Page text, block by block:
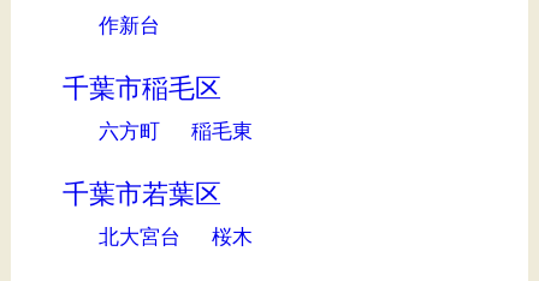
作新台
千葉市稲毛区
六方町 稲毛東
千葉市若葉区
北大宮台 桜木